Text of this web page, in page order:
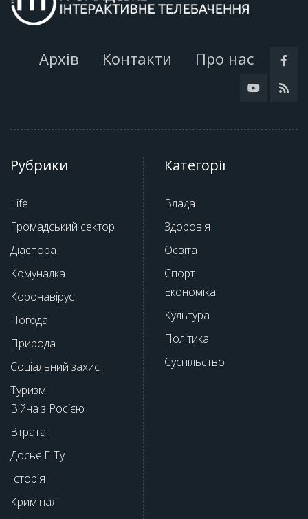
Архів Контакти Про нас
Рубрики
Life
Громадський сектор
Діаспора
Комуналка
Коронавірус
Погода
Природа
Соціальний захист
Туризм
Війна з Росією
Втрата
Досьє ГІТу
Історія
Кримінал
Категорії
Влада
Здоров'я
Освіта
Спорт
Економіка
Культура
Політика
Суспільство